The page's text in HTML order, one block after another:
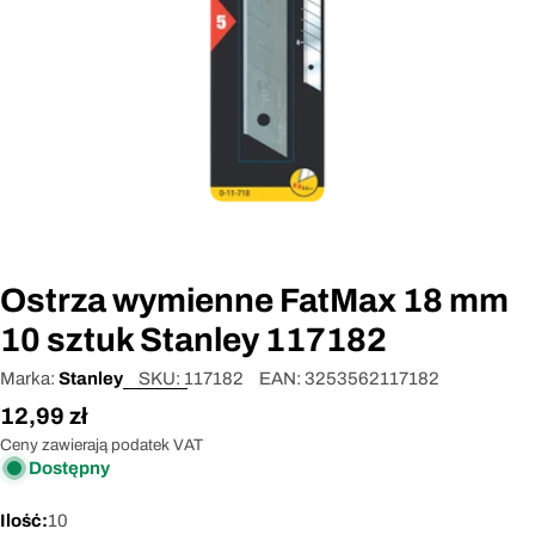
Ostrza wymienne FatMax 18 mm
10 sztuk Stanley 117182
Marka: Stanley SKU: 117182 EAN: 3253562117182
Cena
regularna
12,99 zł
Ceny zawierają podatek VAT
Dostępny
Ilość:10